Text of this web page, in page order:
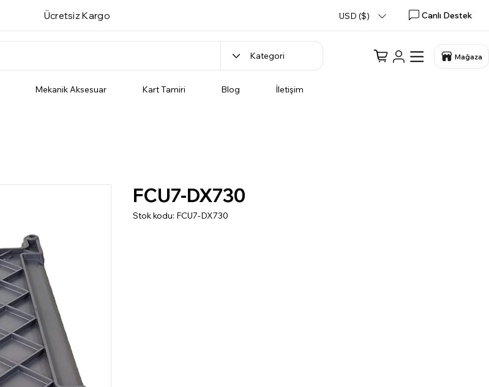
Ücretsiz Kargo USD ($) Canlı Destek
Mağaza
Mekanik Aksesuar Kart Tamiri Blog İletişim
FCU7-DX730
Stok kodu: FCU7-DX730